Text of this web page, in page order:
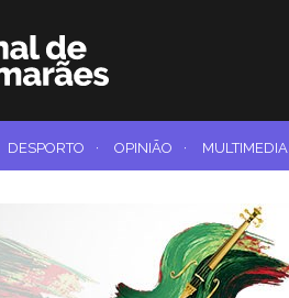
DESPORTO · OPINIÃO · MULTIMEDIA